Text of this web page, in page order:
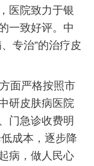
医院致力于银
一致好评。中
专治”的治疗皮
面严格按照市
研皮肤病医院
门急诊收费明
成本，逐步降
病，做人民心